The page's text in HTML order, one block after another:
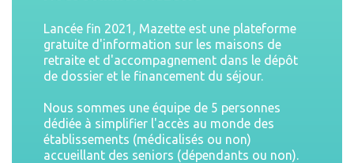
Lancée fin 2021, Mazette est une plateforme
gratuite d'information sur les maisons de
retraite et d'accompagnement dans le dépôt
de dossier et le financement du séjour.
Nous sommes une équipe de 5 personnes
dédiée à simplifier l'accès au monde des
établissements (médicalisés ou non)
accueillant des seniors (dépendants ou non).